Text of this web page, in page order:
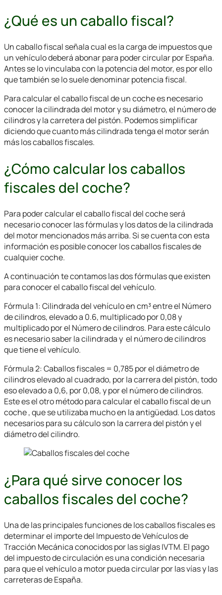
¿Qué es un caballo fiscal?
Un caballo fiscal señala cual es la carga de impuestos que
un vehículo deberá abonar para poder circular por España.
Antes se lo vinculaba con la potencia del motor, es por ello
que también se lo suele denominar potencia fiscal.
Para calcular el caballo fiscal de un coche es necesario
conocer la cilindrada del motor y su diámetro, el número de
cilindros y la carretera del pistón. Podemos simplificar
diciendo que cuanto más cilindrada tenga el motor serán
más los caballos fiscales.
¿Cómo calcular los caballos
fiscales del coche?
Para poder calcular el caballo fiscal del coche será
necesario conocer las fórmulas y los datos de la cilindrada
del motor mencionados más arriba. Si se cuenta con esta
información es posible conocer los caballos fiscales de
cualquier coche.
A continuación te contamos las dos fórmulas que existen
para conocer el caballo fiscal del vehículo.
Fórmula 1: Cilindrada del vehículo en cm³ entre el Número
de cilindros, elevado a 0.6, multiplicado por 0,08 y
multiplicado por el Número de cilindros. Para este cálculo
es necesario saber la cilindrada y el número de cilindros
que tiene el vehículo.
Fórmula 2: Caballos fiscales = 0,785 por el diámetro de
cilindros elevado al cuadrado, por la carrera del pistón, todo
eso elevado a 0,6, por 0,08, y por el número de cilindros.
Este es el otro método para calcular el caballo fiscal de un
coche , que se utilizaba mucho en la antigüedad. Los datos
necesarios para su cálculo son la carrera del pistón y el
diámetro del cilindro.
¿Para qué sirve conocer los
caballos fiscales del coche?
Una de las principales funciones de los caballos fiscales es
determinar el importe del Impuesto de Vehículos de
Tracción Mecánica conocidos por las siglas IVTM. El pago
del impuesto de circulación es una condición necesaria
para que el vehículo a motor pueda circular por las vías y las
carreteras de España.